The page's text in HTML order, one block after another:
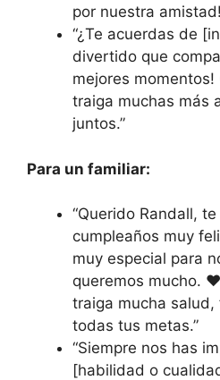
por nuestra
“¿Te acuerdas de
divertido que
mejores
traiga muchas más
juntos.”
Para un familiar:
“Querido Randall,
cumpleaños muy
muy especial para
queremos mucho.
traiga mucha
todas tus metas.”
“Siempre nos has
[habilidad o